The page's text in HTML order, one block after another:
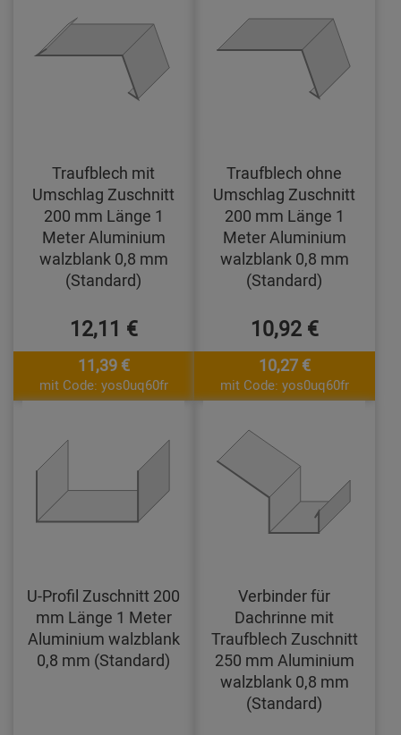
Traufblech mit
Umschlag Zuschnitt
200 mm Länge 1
Meter Aluminium
walzblank 0,8 mm
(Standard)
12,11 €
11,39 €
mit Code: yos0uq60fr
Traufblech ohne
Umschlag Zuschnitt
200 mm Länge 1
Meter Aluminium
walzblank 0,8 mm
(Standard)
10,92 €
10,27 €
mit Code: yos0uq60fr
U-Profil Zuschnitt 200
mm Länge 1 Meter
Aluminium walzblank
0,8 mm (Standard)
Verbinder für
Dachrinne mit
Traufblech Zuschnitt
250 mm Aluminium
walzblank 0,8 mm
(Standard)